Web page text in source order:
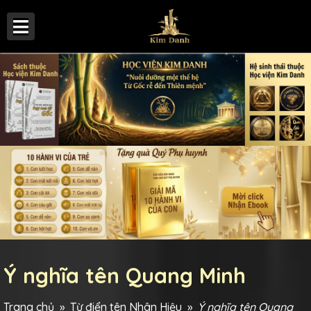
Ý nghĩa tên Quang Minh
Trang chủ » Từ điển tên Nhân Hiệu » Ý nghĩa tên Quang